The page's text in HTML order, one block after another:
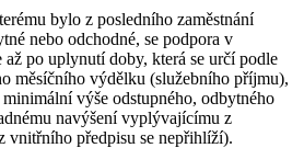
bylo z posledního zaměstnání
nebo odchodné, se podpora v
až po uplynutí doby, která se určí podle
měsíčního výdělku (služebního příjmu),
výše odstupného, odbytného
navýšení vyplývajícímu z
vnitřního předpisu se nepřihlíží).